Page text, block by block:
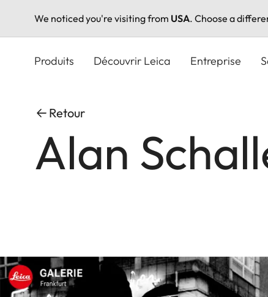
We noticed you're visiting from USA. Choose a
Produits Découvrir Leica Entreprise
Retour
Alan